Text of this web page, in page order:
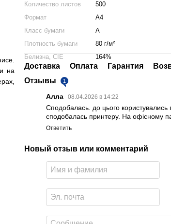
на
Количество листов
500
Формат
A4
Класс бумаги
А
Плотность бумаги
80 г/м²
Белизна, CIE
164%
Доставка Оплата Гарантия
Отзывы
1
Алла 08.04.2026 в 14:22
Сподобалась. до цього
сподобалась принтеру. На офісному
Ответить
Новый отзыв или комментарий